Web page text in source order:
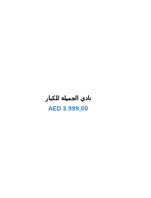
نادي الجميلة للكبار
3.999,00 AED